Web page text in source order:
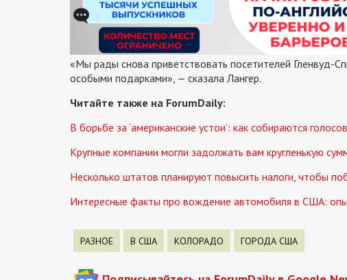
«Мы рады снова приветствовать посетителей Гленвуд-
особыми подарками», — сказала Лангер.
Читайте также на ForumDaily:
В борьбе за ‘американские устои’: как собираются
Крупные компании могли задолжать вам кругленькую
Несколько штатов планируют повысить налоги, чтобы
Интересные факты про вождение автомобиля в США:
РАЗНОЕ В США КОЛОРАДО ГОРОДА США